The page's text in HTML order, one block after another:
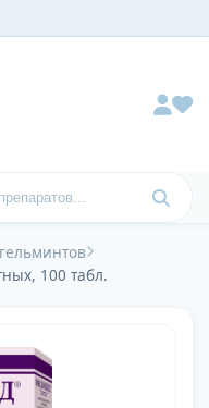
100 табл.